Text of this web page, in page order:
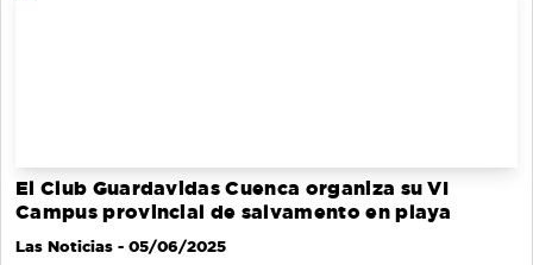
El Club Guardavidas Cuenca organiza su VI
Campus provincial de salvamento en playa
Las Noticias - 05/06/2025